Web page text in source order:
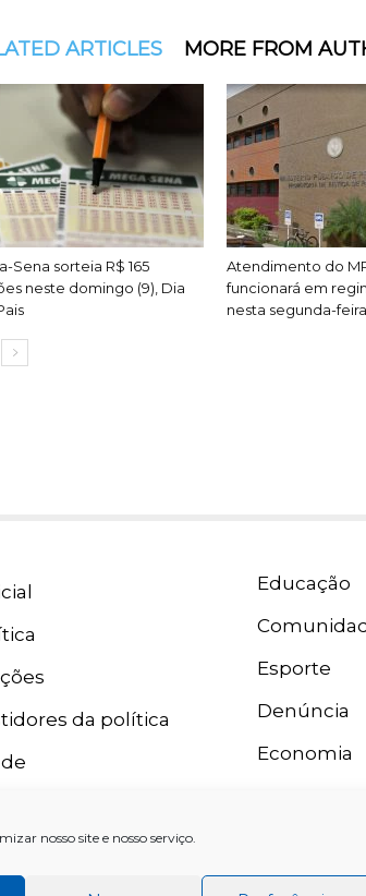
nosso site e nosso serviço.
ARTICLES MORE FROM
Sena sorteia R$ 165
neste domingo (9), Dia
Atendimento do
funcionará em
nesta segunda-feira
da política
Educação
Esporte
Denúncia
Economia